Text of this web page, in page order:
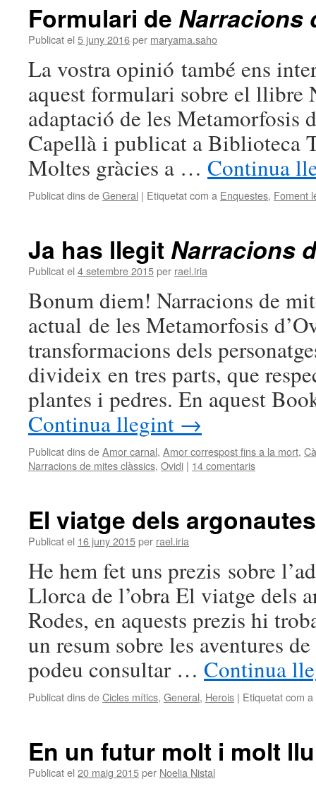
Formulari de Narracions
Publicat el 5 juny 2016per maryama.saho
La vostra opinió també ens
aquest formulari sobre el llibre
adaptació de les Metamorfosis
Capellà i publicat a Biblioteca
Moltes gràcies a … Continua
Publicat dins deGeneral | Etiquetat com a Enquestes, Foment
Ja has llegit Narracions
Publicat el 4 setembre 2015per rael.iria
Bonum diem! Narracions de
actual de les Metamorfosis
transformacions dels
divideix en tres parts, que
plantes i pedres. En aquest
Continua llegint →
Publicat dins deAmor carnal, Amor correspost fins a la mort,
Narracions de mites clàssics, Ovidi | 14 comentaris
El viatge dels argonautes
Publicat el 16 juny 2015per rael.iria
He hem fet uns prezis sobre
Llorca de l’obra El viatge dels
Rodes, en aquests prezis hi
un resum sobre les aventures
podeu consultar … Continua
Publicat dins deCicles mítics, General, Herois | Etiquetat com a
En un futur molt i molt
Publicat el 20 maig 2015per Noelia Nistal